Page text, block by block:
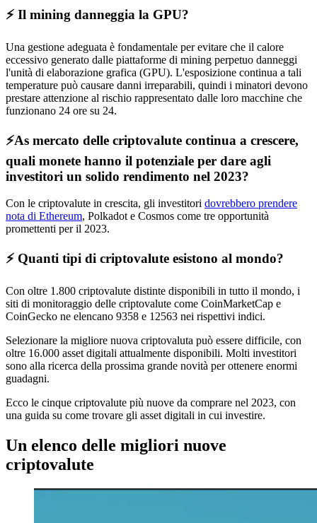
⚡️ Il mining danneggia la GPU?
Una gestione adeguata è fondamentale per evitare che il calore
eccessivo generato dalle piattaforme di mining perpetuo danneggi
l'unità di elaborazione grafica (GPU). L'esposizione continua a tali
temperature può causare danni irreparabili, quindi i minatori devono
prestare attenzione al rischio rappresentato dalle loro macchine che
funzionano 24 ore su 24.
⚡️As mercato delle criptovalute continua a crescere,
quali monete hanno il potenziale per dare agli
investitori un solido rendimento nel 2023?
Con le criptovalute in crescita, gli investitori dovrebbero prendere
nota di Ethereum, Polkadot e Cosmos come tre opportunità
promettenti per il 2023.
⚡️ Quanti tipi di criptovalute esistono al mondo?
Con oltre 1.800 criptovalute distinte disponibili in tutto il mondo, i
siti di monitoraggio delle criptovalute come CoinMarketCap e
CoinGecko ne elencano 9358 e 12563 nei rispettivi indici.
Selezionare la migliore nuova criptovaluta può essere difficile, con
oltre 16.000 asset digitali attualmente disponibili. Molti investitori
sono alla ricerca della prossima grande novità per ottenere enormi
guadagni.
Ecco le cinque criptovalute più nuove da comprare nel 2023, con
una guida su come trovare gli asset digitali in cui investire.
Un elenco delle migliori nuove
criptovalute